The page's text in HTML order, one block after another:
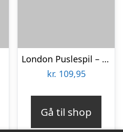
London Puslespil – Postkort – 500 Brikker – Ravensburger
kr. 109,95
Gå til shop